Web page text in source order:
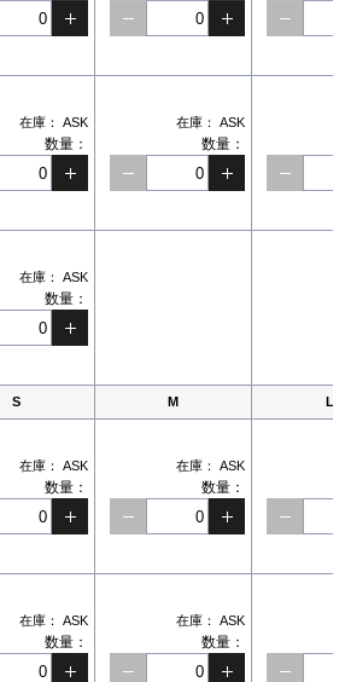
在庫： ASK
数量：
在庫： ASK
数量：
在庫： ASK
数量：
S M L
在庫： ASK
数量：
在庫： ASK
数量：
在庫： ASK
数量：
在庫： ASK
数量：